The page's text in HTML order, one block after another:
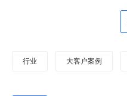
行业 大客户案例